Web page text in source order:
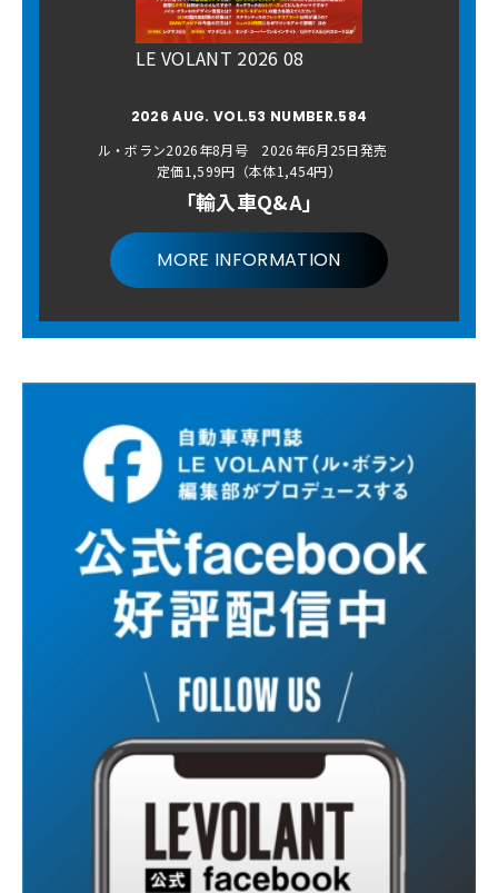
LE VOLANT 2026 08
2026 AUG. VOL.53 NUMBER.584
ル・ボラン2026年8月号 2026年6月25日発売
定価1,599円（本体1,454円）
「輸入車Q&A」
MORE INFORMATION